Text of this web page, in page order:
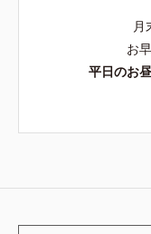
月
お
平日のお